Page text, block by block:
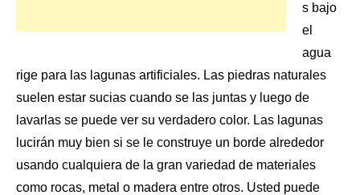
s bajo
el
agua
rige para las lagunas artificiales. Las piedras naturales
suelen estar sucias cuando se las juntas y luego de
lavarlas se puede ver su verdadero color. Las lagunas
lucirán muy bien si se le construye un borde alrededor
usando cualquiera de la gran variedad de materiales
como rocas, metal o madera entre otros. Usted puede